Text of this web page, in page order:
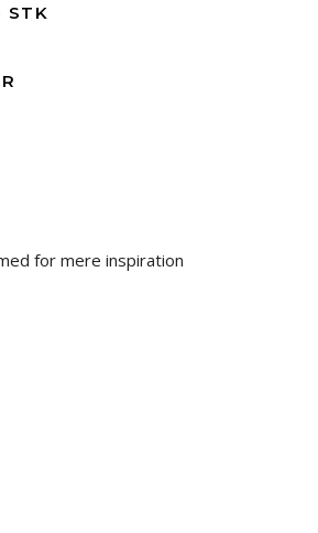
STK
for mere inspiration